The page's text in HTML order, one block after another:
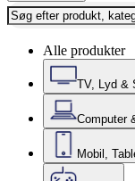
Alle produkter
TV, Lyd &
Computer
Mobil,